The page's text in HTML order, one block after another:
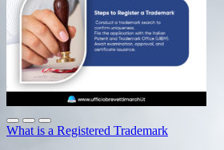
What is a Registered Trademark